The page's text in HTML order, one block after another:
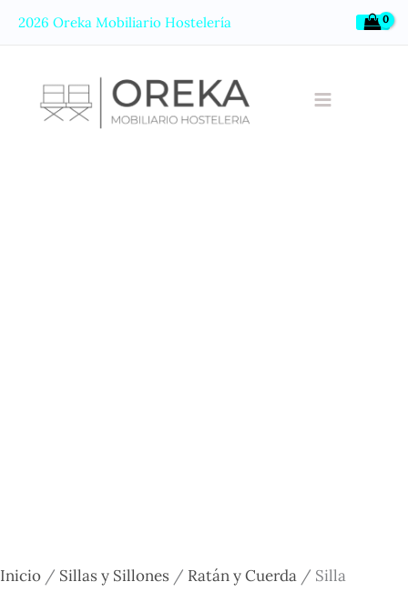
2026 Oreka Mobiliario Hostelería
Inicio / Sillas y Sillones / Ratán y Cuerda / Silla